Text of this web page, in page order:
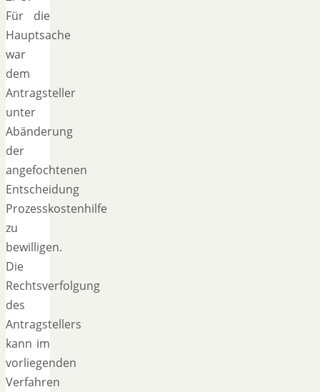
Für die
Hauptsache
war
dem
Antragsteller
unter
Abänderung
der
angefochtenen
Entscheidung
Prozesskostenhilfe
zu
bewilligen.
Die
Rechtsverfolgung
des
Antragstellers
kann im
vorliegenden
Verfahren